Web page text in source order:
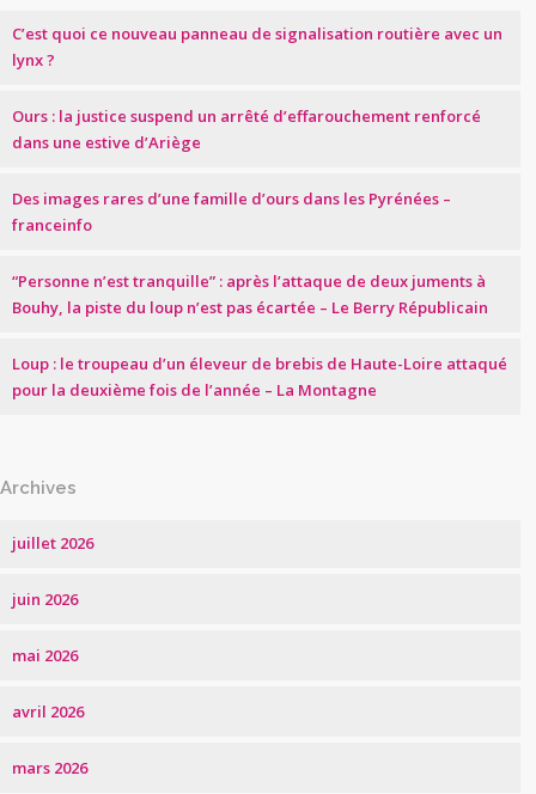
C’est quoi ce nouveau panneau de signalisation routière avec un
lynx ?
Ours : la justice suspend un arrêté d’effarouchement renforcé
dans une estive d’Ariège
Des images rares d’une famille d’ours dans les Pyrénées –
franceinfo
“Personne n’est tranquille” : après l’attaque de deux juments à
Bouhy, la piste du loup n’est pas écartée – Le Berry Républicain
Loup : le troupeau d’un éleveur de brebis de Haute-Loire attaqué
pour la deuxième fois de l’année – La Montagne
Archives
juillet 2026
juin 2026
mai 2026
avril 2026
mars 2026